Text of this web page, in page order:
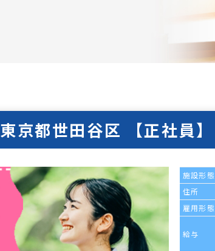
東京都世田谷区 【正社員】
施設形態
住所
雇用形態
給与